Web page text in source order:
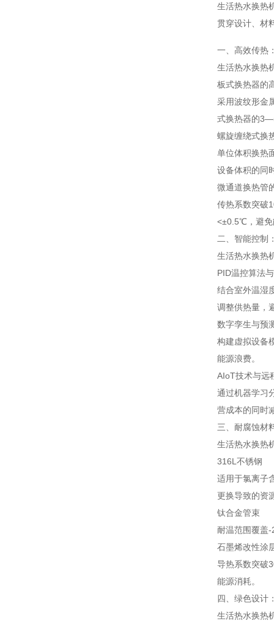
生活热水换热
贯穿设计、材
一、高效传热
生活热水换热
板式换热器的
采用波纹形金
式换热器的
螺旋缠绕式换
单位体积换热
设备体积的同
微通道换热管
传热系数突破
<±0.5℃，避免
二、智能控制
生活热水换热
PID温控算法
结合室外温湿
调整供热量，
数字孪生与预
构建虚拟设备
能源浪费。
AIoT技术与远
通过机器学习
营成本的同时
三、耐腐蚀材
生活热水换热
316L不锈钢
适用于氯离子
更换导致的资
钛合金管束
耐温范围覆盖
石墨烯改性涂
导热系数突破
能源消耗。
四、绿色设计
生活热水换热